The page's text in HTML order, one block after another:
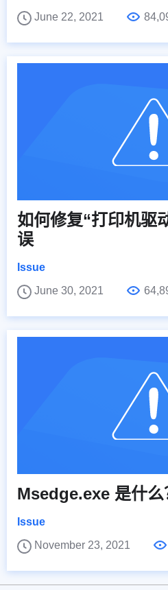
June 22, 2021
如何修复“打印机驱
误
Issue
June 30, 2021
Msedge.exe 是什么
Issue
November 23, 2021